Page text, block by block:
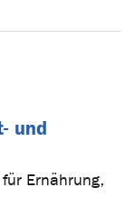
und
Ernährung,